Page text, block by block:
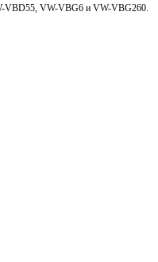
VBD55, VW-VBG6 и VW-VBG260.